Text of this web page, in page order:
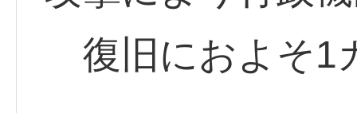
復旧におよそ1